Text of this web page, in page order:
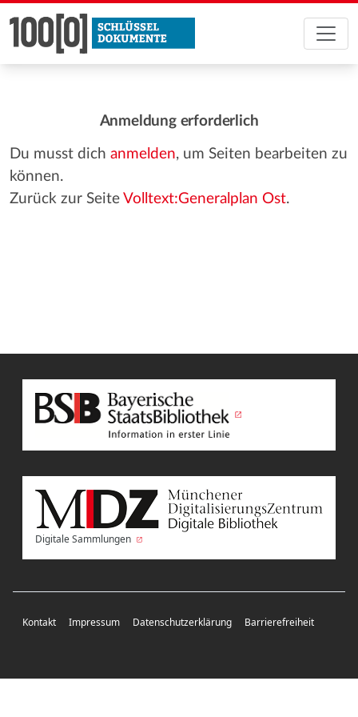
Anmeldung erforderlich
Du musst dich anmelden, um Seiten bearbeiten zu
können.
Zurück zur Seite Volltext:Generalplan Ost.
Digitale Sammlungen
Kontakt Impressum Datenschutzerklärung Barrierefreiheit